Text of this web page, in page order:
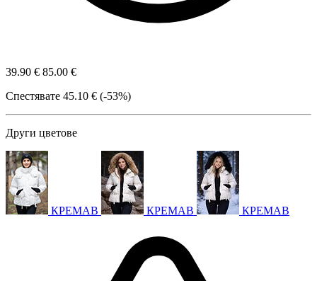
39.90 € 85.00 €
Спестявате 45.10 € (-53%)
Други цветове
КРЕМАВ КРЕМАВ КРЕМАВ